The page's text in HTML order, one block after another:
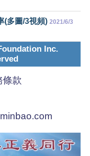
(多圖/3視頻) 2021/6/3
Inc.
條款